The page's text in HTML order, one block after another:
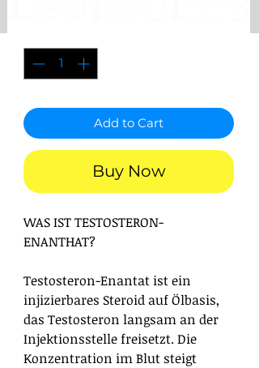
Add to Cart
Buy Now
WAS IST TESTOSTERON-
ENANTHAT?
Testosteron-Enantat ist ein
injizierbares Steroid auf Ölbasis,
das Testosteron langsam an der
Injektionsstelle freisetzt. Die
Konzentration im Blut steigt